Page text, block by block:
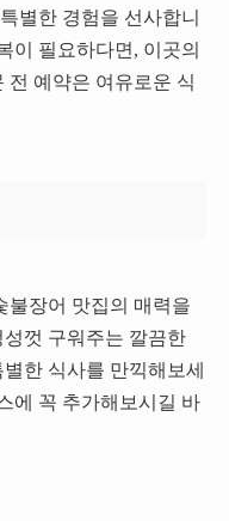
별한 경험을 선사합니
이 필요하다면, 이곳의
전 예약은 여유로운 식
불장어 맛집의 매력을
껏 구워주는 깔끔한
한 식사를 만끽해보세
에 꼭 추가해보시길 바